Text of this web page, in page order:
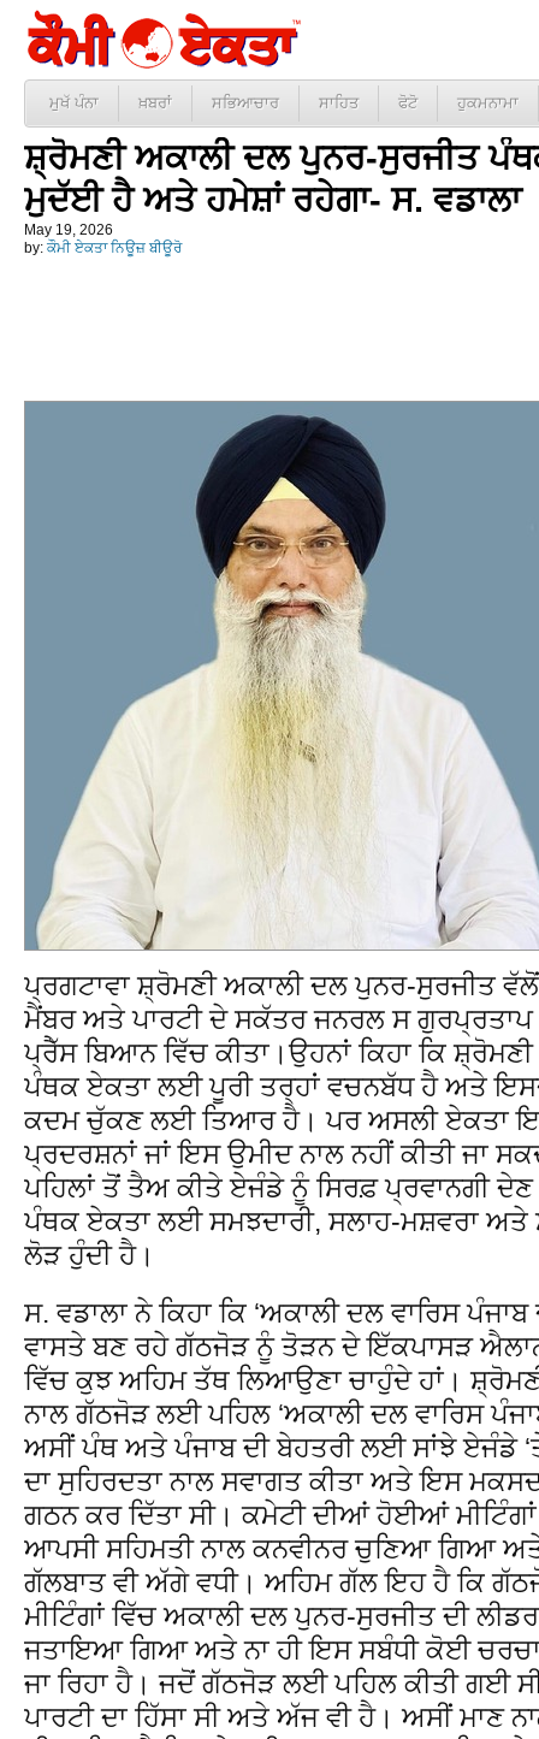
ਮੁਖੱ ਪੰਨਾ ਖ਼ਬਰਾਂ ਸਭਿਆਚਾਰ ਸਾਹਿਤ ਫੋਟੋ ਹੁਕਮਨਾਮਾ
ਸ਼੍ਰੋਮਣੀ ਅਕਾਲੀ ਦਲ ਪੁਨਰ-ਸੁਰਜੀਤ
ਮੁਦੱਈ ਹੈ ਅਤੇ ਹਮੇਸ਼ਾਂ ਰਹੇਗਾ- ਸ. ਵਡਾਲਾ
May 19, 2026
by: ਕੌਮੀ ਏਕਤਾ ਨਿਊਜ਼ ਬੀਊਰੋ
ਪ੍ਰਗਟਾਵਾ ਸ਼੍ਰੋਮਣੀ ਅਕਾਲੀ ਦਲ ਪੁਨਰ-ਸੁਰਜੀਤ
ਮੈਂਬਰ ਅਤੇ ਪਾਰਟੀ ਦੇ ਸਕੱਤਰ ਜਨਰਲ ਸ ਗੁਰਪ੍ਰਤਾਪ
ਪ੍ਰੈੱਸ ਬਿਆਨ ਵਿੱਚ ਕੀਤਾ।ਉਹਨਾਂ ਕਿਹਾ ਕਿ
ਪੰਥਕ ਏਕਤਾ ਲਈ ਪੂਰੀ ਤਰ੍ਹਾਂ ਵਚਨਬੱਧ ਹੈ ਅਤੇ
ਕਦਮ ਚੁੱਕਣ ਲਈ ਤਿਆਰ ਹੈ। ਪਰ ਅਸਲੀ ਏਕਤਾ
ਪ੍ਰਦਰਸ਼ਨਾਂ ਜਾਂ ਇਸ ਉਮੀਦ ਨਾਲ ਨਹੀਂ ਕੀਤੀ ਜਾ
ਪਹਿਲਾਂ ਤੋਂ ਤੈਅ ਕੀਤੇ ਏਜੰਡੇ ਨੂੰ ਸਿਰਫ਼ ਪ੍ਰਵਾਨਗੀ
ਪੰਥਕ ਏਕਤਾ ਲਈ ਸਮਝਦਾਰੀ, ਸਲਾਹ-ਮਸ਼ਵਰਾ ਅਤੇ
ਲੋੜ ਹੁੰਦੀ ਹੈ।
ਸ. ਵਡਾਲਾ ਨੇ ਕਿਹਾ ਕਿ ‘ਅਕਾਲੀ ਦਲ ਵਾਰਿਸ
ਵਾਸਤੇ ਬਣ ਰਹੇ ਗੱਠਜੋੜ ਨੂੰ ਤੋੜਨ ਦੇ ਇੱਕਪਾਸੜ
ਵਿੱਚ ਕੁਝ ਅਹਿਮ ਤੱਥ ਲਿਆਉਣਾ ਚਾਹੁੰਦੇ ਹਾਂ।
ਨਾਲ ਗੱਠਜੋੜ ਲਈ ਪਹਿਲ ‘ਅਕਾਲੀ ਦਲ ਵਾਰਿਸ
ਅਸੀਂ ਪੰਥ ਅਤੇ ਪੰਜਾਬ ਦੀ ਬੇਹਤਰੀ ਲਈ ਸਾਂਝੇ ਏਜੰਡੇ
ਦਾ ਸੁਹਿਰਦਤਾ ਨਾਲ ਸਵਾਗਤ ਕੀਤਾ ਅਤੇ ਇਸ
ਗਠਨ ਕਰ ਦਿੱਤਾ ਸੀ। ਕਮੇਟੀ ਦੀਆਂ ਹੋਈਆਂ
ਆਪਸੀ ਸਹਿਮਤੀ ਨਾਲ ਕਨਵੀਨਰ ਚੁਣਿਆ ਗਿਆ
ਗੱਲਬਾਤ ਵੀ ਅੱਗੇ ਵਧੀ। ਅਹਿਮ ਗੱਲ ਇਹ ਹੈ ਕਿ
ਮੀਟਿੰਗਾਂ ਵਿੱਚ ਅਕਾਲੀ ਦਲ ਪੁਨਰ-ਸੁਰਜੀਤ ਦੀ
ਜਤਾਇਆ ਗਿਆ ਅਤੇ ਨਾ ਹੀ ਇਸ ਸਬੰਧੀ ਕੋਈ ਚਰਚਾ
ਜਾ ਰਿਹਾ ਹੈ। ਜਦੋਂ ਗੱਠਜੋੜ ਲਈ ਪਹਿਲ ਕੀਤੀ ਗਈ
ਪਾਰਟੀ ਦਾ ਹਿੱਸਾ ਸੀ ਅਤੇ ਅੱਜ ਵੀ ਹੈ। ਅਸੀਂ ਮਾਣ